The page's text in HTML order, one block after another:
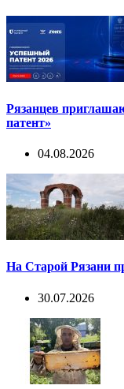
Рязанцев
патент»
04.08.2026
На Старой Рязани
30.07.2026